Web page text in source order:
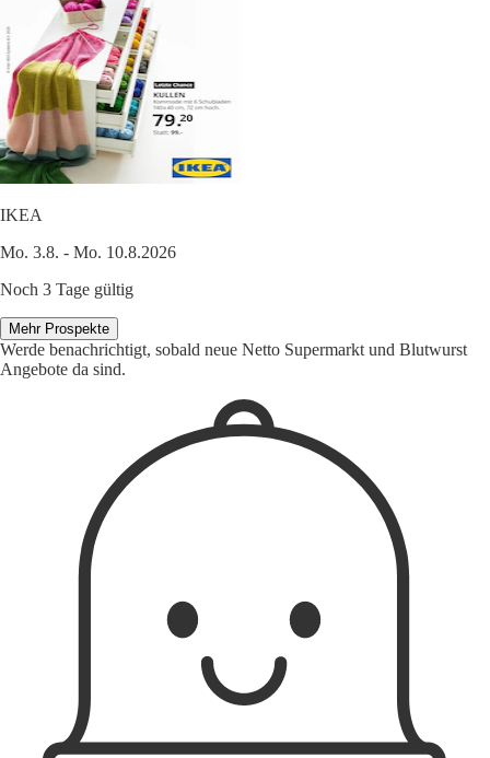
IKEA
Mo. 3.8. - Mo. 10.8.2026
Noch 3 Tage gültig
Mehr Prospekte
Werde benachrichtigt, sobald neue Netto Supermarkt und Blutwurst
Angebote da sind.